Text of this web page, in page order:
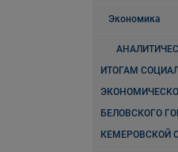
Экономика
ИТОГАМ
БЕЛОВСКОГО
КЕМЕРОВСКОЙ